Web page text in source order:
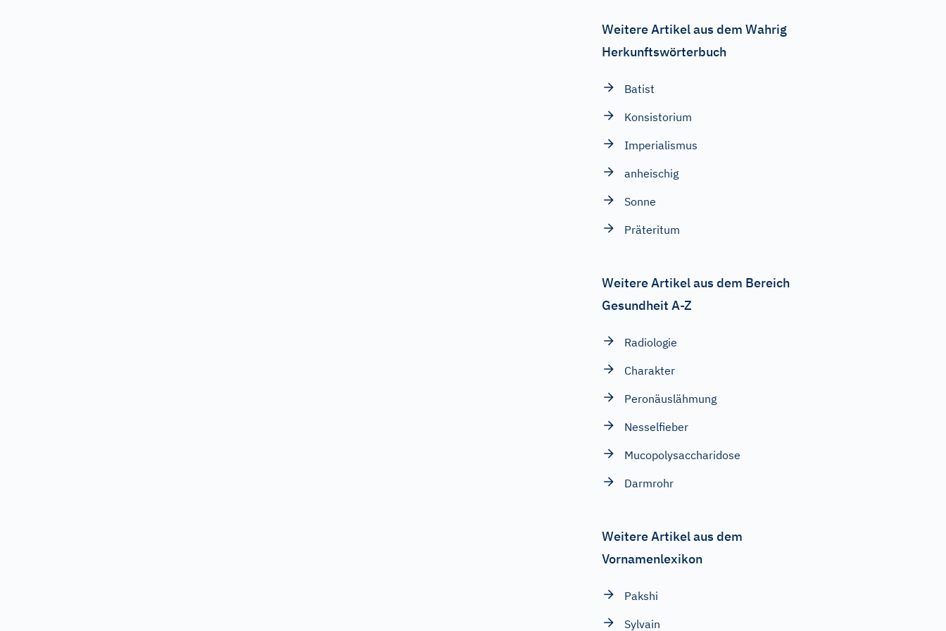
Weitere Artikel aus dem Wahrig
Herkunftswörterbuch
Batist
Konsistorium
Imperialismus
anheischig
Sonne
Präteritum
Weitere Artikel aus dem Bereich
Gesundheit A-Z
Radiologie
Charakter
Peronäuslähmung
Nesselfieber
Mucopolysaccharidose
Darmrohr
Weitere Artikel aus dem
Vornamenlexikon
Pakshi
Sylvain